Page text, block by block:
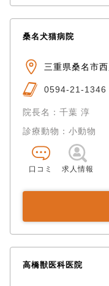
桑名犬猫病院
三重県桑名市
0594-21-1346
院長名：千葉 淳
診療動物：小動物
口コミ 求人情報
高橋獣医科医院